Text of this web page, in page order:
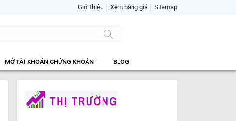
Giới thiệu Xem bảng giá Sitemap
MỞ TÀI KHOẢN CHỨNG KHOÁN BLOG